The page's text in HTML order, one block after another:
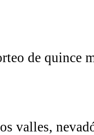
de quince
valles,